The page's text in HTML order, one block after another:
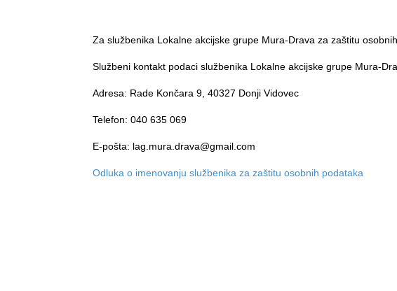
Za službenika Lokalne akcijske grupe Mura-Drava za zaštitu
Službeni kontakt podaci službenika Lokalne akcijske grupe Mura-
Adresa: Rade Končara 9, 40327 Donji Vidovec
Telefon: 040 635 069
E-pošta: lag.mura.drava@gmail.com
Odluka o imenovanju službenika za zaštitu osobnih podataka